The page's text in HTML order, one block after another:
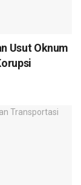
Usut Oknum